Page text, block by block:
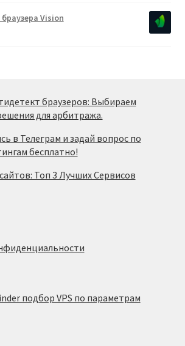
Vision
браузеров: Выбираем
для арбитража.
в Телеграм и задай вопрос по
бесплатно!
Топ 3 Лучших Сервисов
подбор VPS по параметрам